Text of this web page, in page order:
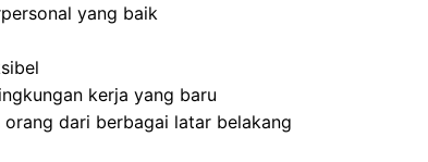
yang baik
kerja yang baru
dari berbagai latar belakang